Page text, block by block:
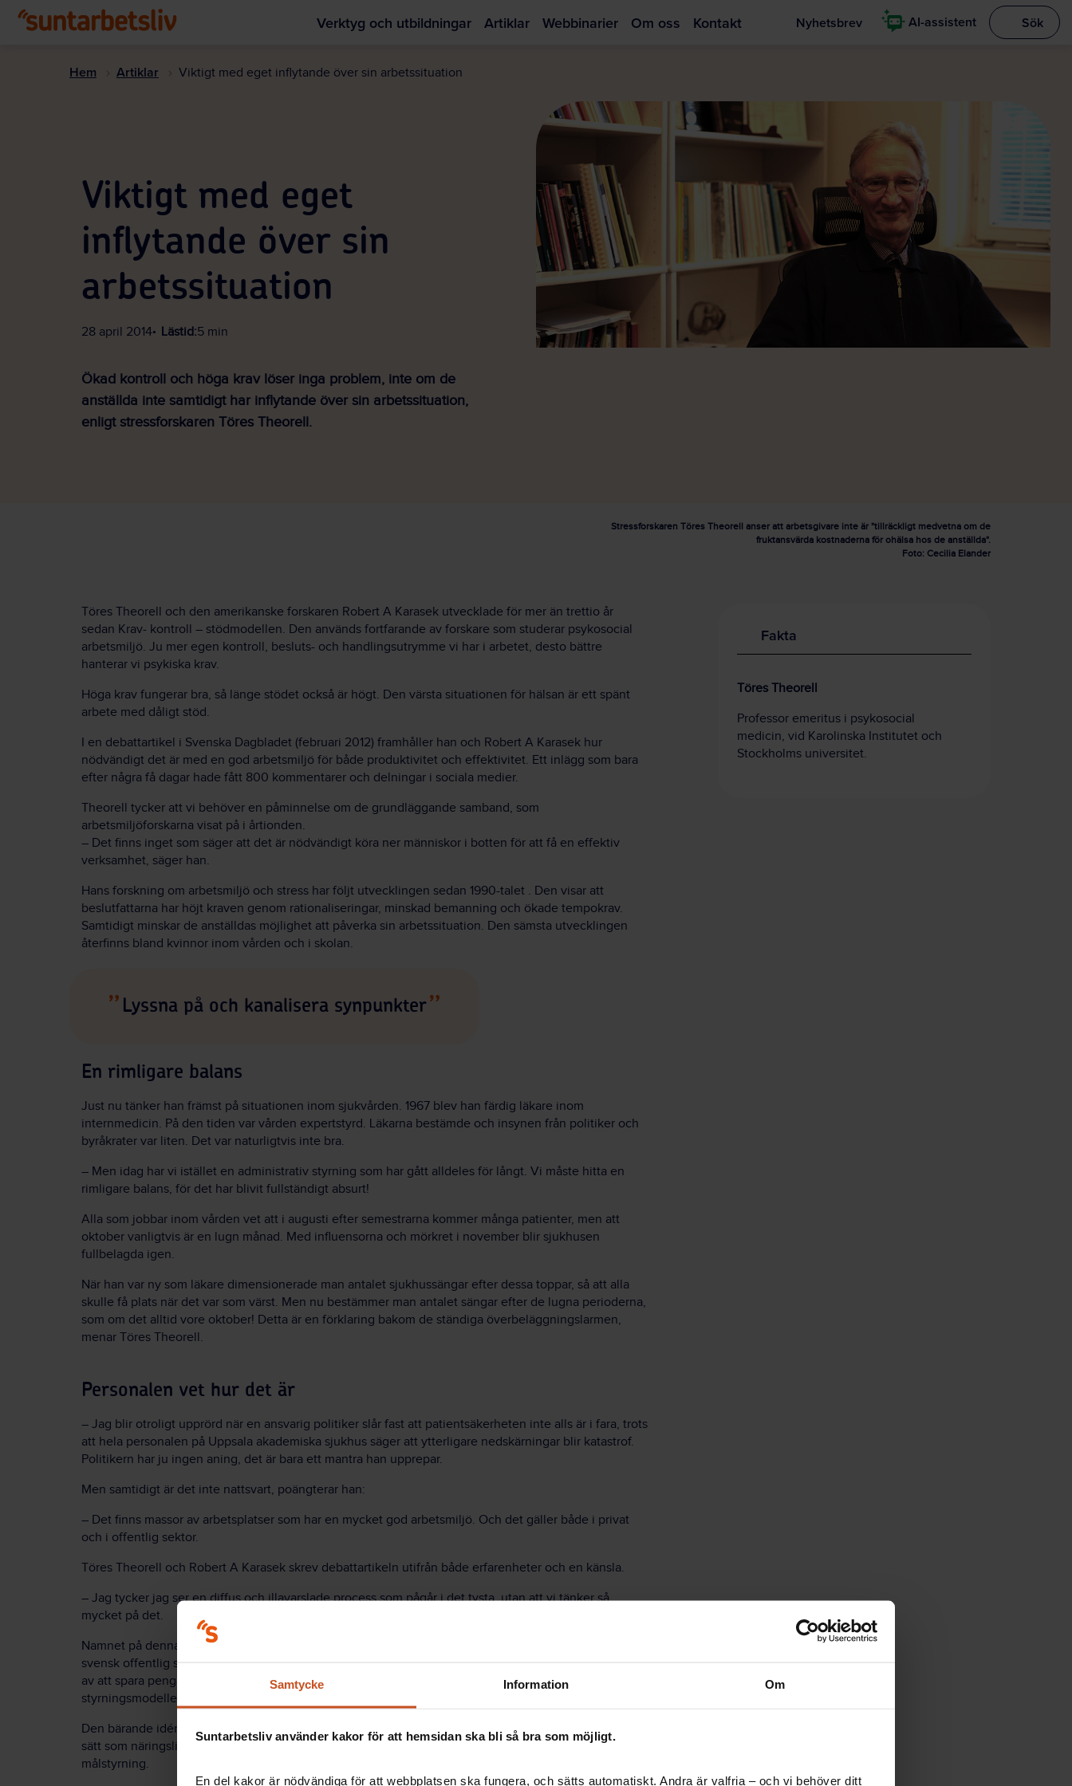
Samtycke Information Om
Suntarbetsliv använder kakor för att hemsidan ska bli så bra som möjligt.
En del kakor är nödvändiga för att webbplatsen ska fungera, och sätts automatiskt. Andra är valfria – och vi behöver ditt
Verktyg och utbildningar Artiklar Webbinarier Om oss Kontakt Nyhetsbrev AI-assistent Visa
Sök
Hem Artiklar Viktigt med eget inflytande över sin arbetssituation
Viktigt med eget
inflytande över sin
arbetssituation
28 april 2014 Lästid:5 min
Ökad kontroll och höga krav löser inga problem, inte om de
anställda inte samtidigt har inflytande över sin arbetssituation,
enligt stressforskaren Töres Theorell.
Stressforskaren Töres Theorell anser att arbetsgivare inte är "tillräckligt medvetna om de
fruktansvärda kostnaderna för ohälsa hos de anställda".
Foto: Cecilia Elander
Töres Theorell och den amerikanske forskaren Robert A Karasek utvecklade för mer än trettio år
sedan Krav- kontroll – stödmodellen. Den används fortfarande av forskare som studerar psykosocial
arbetsmiljö. Ju mer egen kontroll, besluts- och handlingsutrymme vi har i arbetet, desto bättre
hanterar vi psykiska krav.
Höga krav fungerar bra, så länge stödet också är högt. Den värsta situationen för hälsan är ett spänt
arbete med dåligt stöd.
I en debattartikel i Svenska Dagbladet (februari 2012) framhåller han och Robert A Karasek hur
nödvändigt det är med en god arbetsmiljö för både produktivitet och effektivitet. Ett inlägg som bara
efter några få dagar hade fått 800 kommentarer och delningar i sociala medier.
Theorell tycker att vi behöver en påminnelse om de grundläggande samband, som
arbetsmiljöforskarna visat på i årtionden.
– Det finns inget som säger att det är nödvändigt köra ner människor i botten för att få en effektiv
verksamhet, säger han.
Hans forskning om arbetsmiljö och stress har följt utvecklingen sedan 1990-talet . Den visar att
beslutfattarna har höjt kraven genom rationaliseringar, minskad bemanning och ökade tempokrav.
Samtidigt minskar de anställdas möjlighet att påverka sin arbetssituation. Den sämsta utvecklingen
återfinns bland kvinnor inom vården och i skolan.
Lyssna på och kanalisera synpunkter
En rimligare balans
Just nu tänker han främst på situationen inom sjukvården. 1967 blev han färdig läkare inom
internmedicin. På den tiden var vården expertstyrd. Läkarna bestämde och insynen från politiker och
byråkrater var liten. Det var naturligtvis inte bra.
– Men idag har vi istället en administrativ styrning som har gått alldeles för långt. Vi måste hitta en
rimligare balans, för det har blivit fullständigt absurt!
Alla som jobbar inom vården vet att i augusti efter semestrarna kommer många patienter, men att
oktober vanligtvis är en lugn månad. Med influensorna och mörkret i november blir sjukhusen
fullbelagda igen.
När han var ny som läkare dimensionerade man antalet sjukhussängar efter dessa toppar, så att alla
skulle få plats när det var som värst. Men nu bestämmer man antalet sängar efter de lugna perioderna,
som om det alltid vore oktober! Detta är en förklaring bakom de ständiga överbeläggningslarmen,
menar Töres Theorell.
Personalen vet hur det är
– Jag blir otroligt upprörd när en ansvarig politiker slår fast att patientsäkerheten inte alls är i fara, trots
att hela personalen på Uppsala akademiska sjukhus säger att ytterligare nedskärningar blir katastrof.
Politikern har ju ingen aning, det är bara ett mantra han upprepar.
Men samtidigt är det inte nattsvart, poängterar han:
– Det finns massor av arbetsplatser som har en mycket god arbetsmiljö. Och det gäller både i privat
och i offentlig sektor.
Töres Theorell och Robert A Karasek skrev debattartikeln utifrån både erfarenheter och en känsla.
– Jag tycker jag ser en diffus och illavarslade process som pågår i det tysta, utan att vi tänker så
mycket på det.
Namnet på denna process är New Public Management – den styrningsfilosofi som fick sitt starka intåg i
svensk offentlig sektor efter den allvarliga ekonomiska krisen i början av 1990-talet. Då blev behovet
av att spara pengar akut och många ledande i samhället knöt stora förhoppningar till nya
styrningsmodeller.
Den bärande idén i New Public Management är att man ska styra kommuner och landsting på samma
sätt som näringslivet. Vi fick köp- och säljsystem och nya ord som interndebitering, processtyrning och
målstyrning.
Fakta
Töres Theorell
Professor emeritus i psykosocial
medicin, vid Karolinska Institutet och
Stockholms universitet.